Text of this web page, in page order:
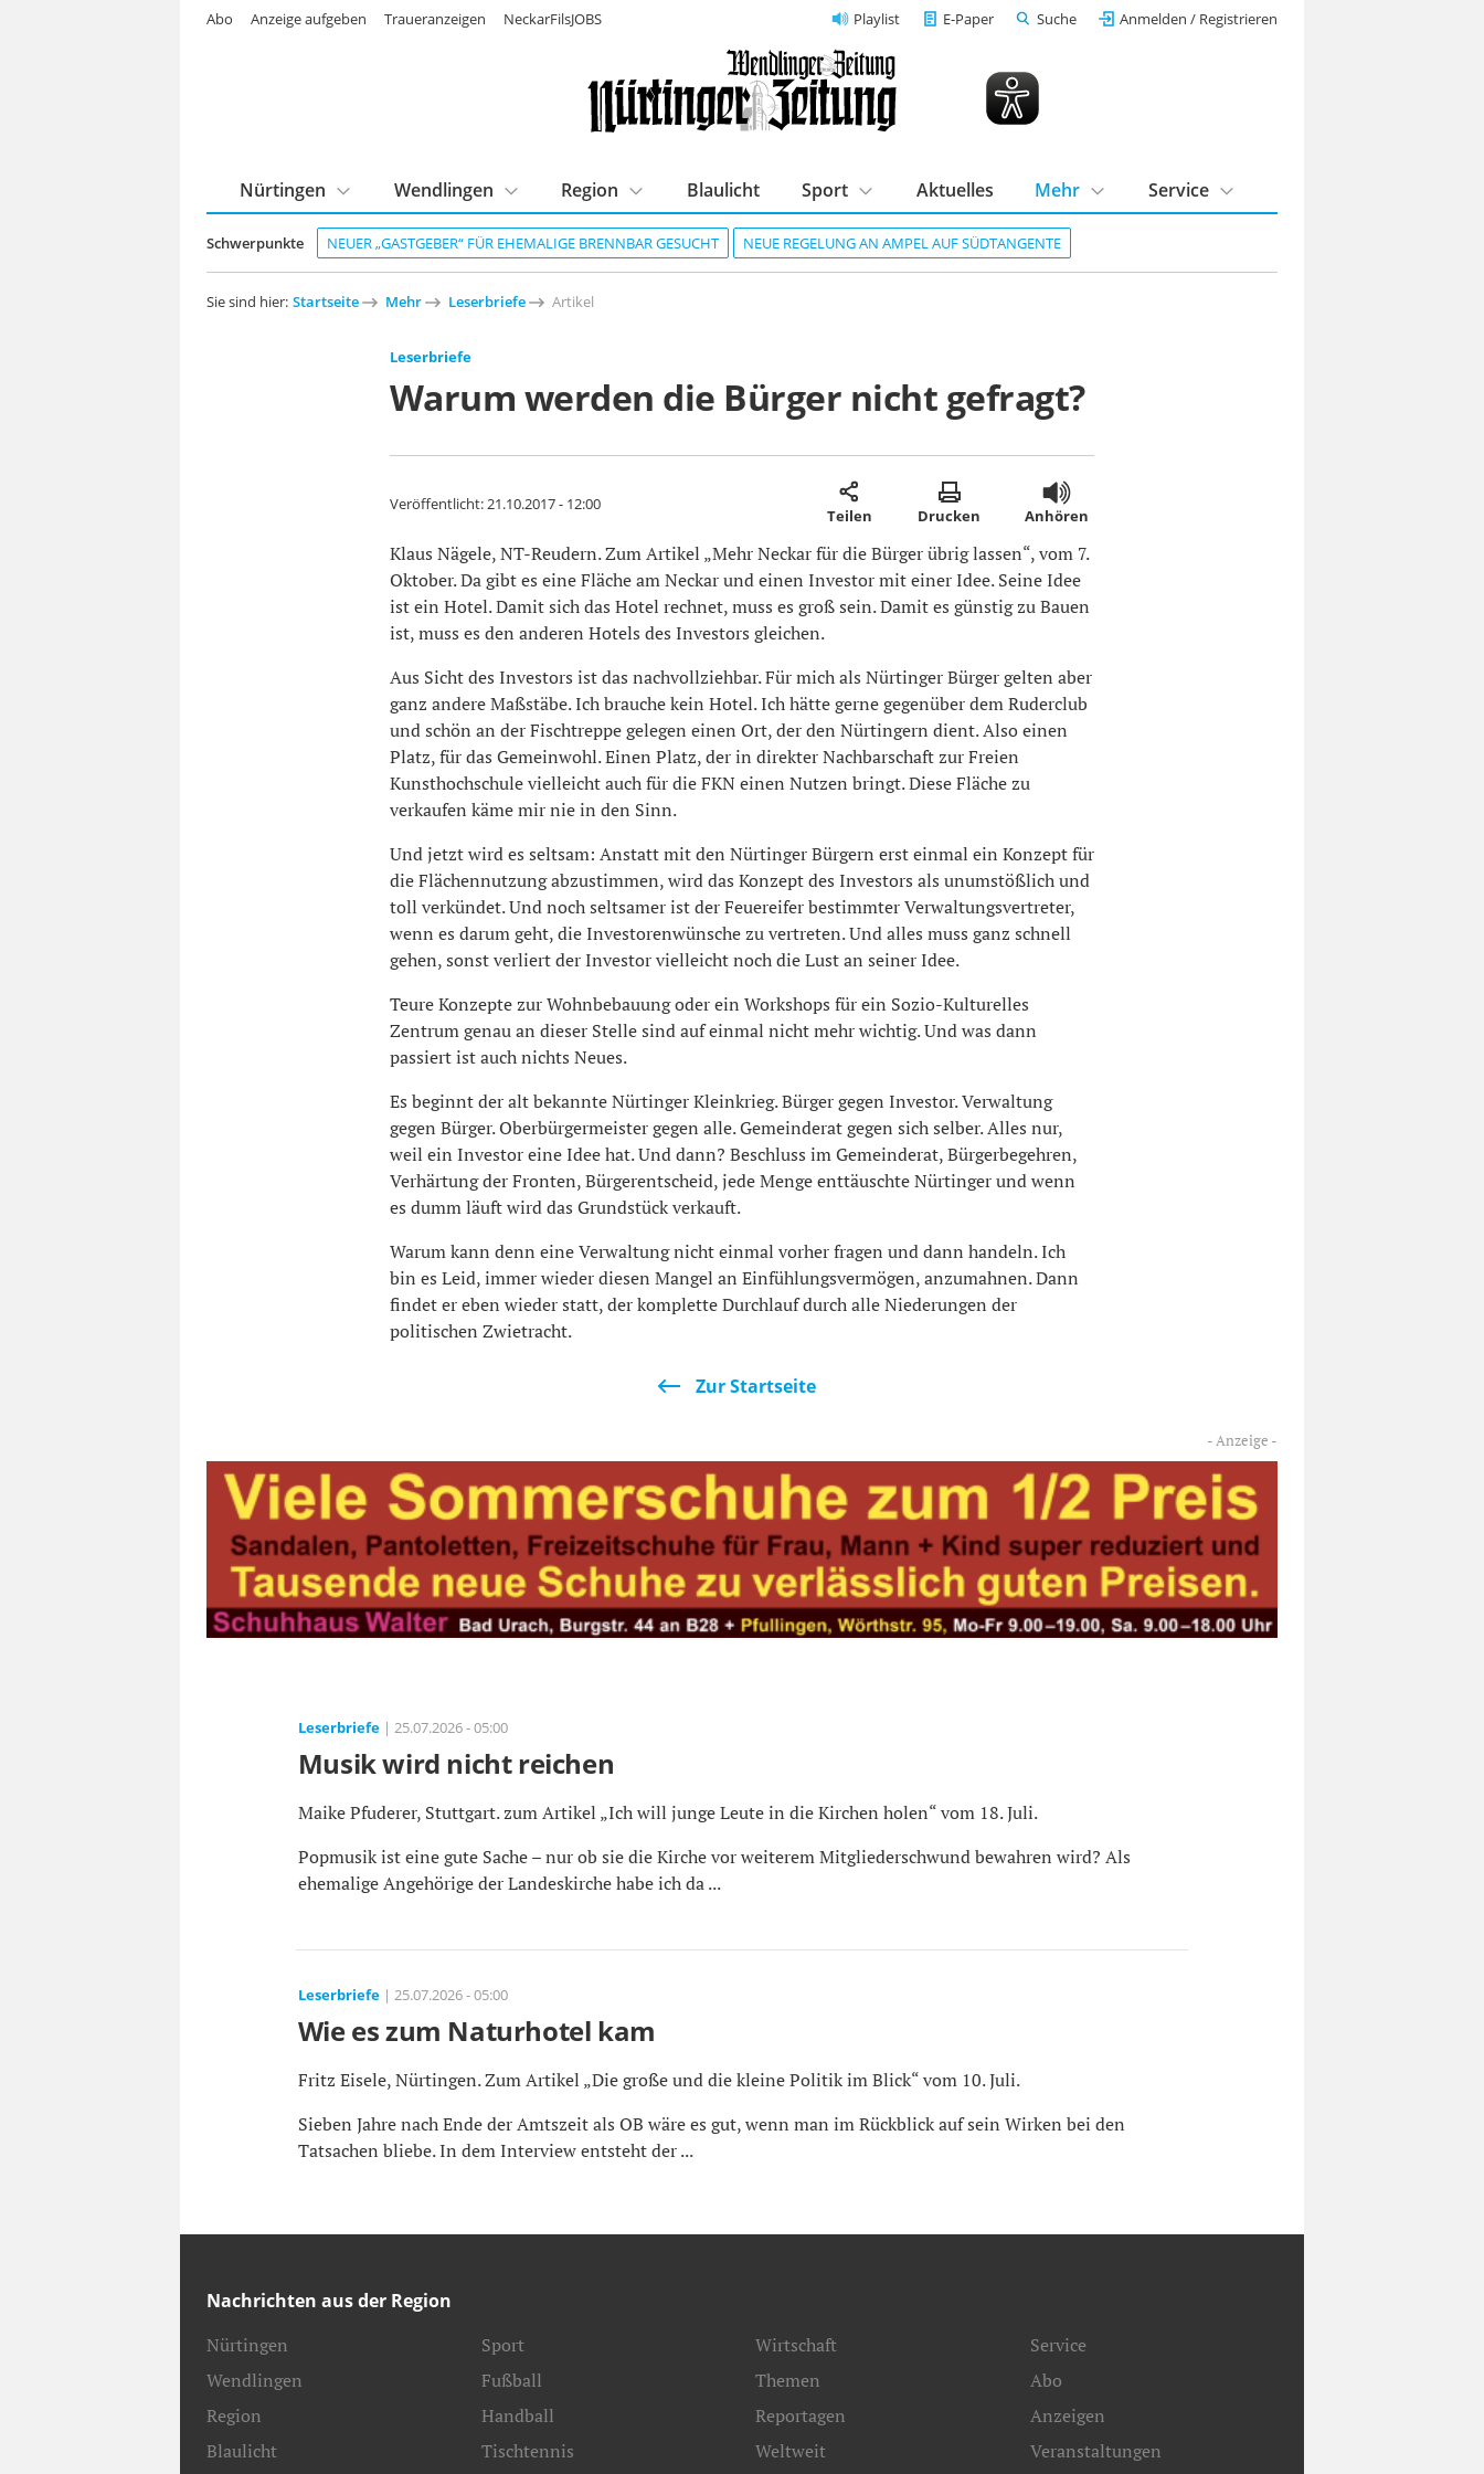
Playlist E-Paper Suche Anmelden / Registrieren
Schwerpunkte NEUER „GASTGEBER“ FÜR EHEMALIGE BRENNBAR GESUCHT NEUE REGELUNG AN AMPEL AUF SÜDTANGENTE
Nürtingen Wendlingen Region Blaulicht Sport Aktuelles Mehr Service
Abo Anzeige aufgeben Traueranzeigen NeckarFilsJOBS
Sie sind hier: Startseite Mehr Leserbriefe Artikel
Leserbriefe
Warum werden die Bürger nicht gefragt?
Veröffentlicht:21.10.2017 - 12:00
Teilen Drucken Anhören
Klaus Nägele, NT-Reudern. Zum Artikel „Mehr Neckar für die Bürger übrig lassen“, vom 7.
Oktober. Da gibt es eine Fläche am Neckar und einen Investor mit einer Idee. Seine Idee
ist ein Hotel. Damit sich das Hotel rechnet, muss es groß sein. Damit es günstig zu Bauen
ist, muss es den anderen Hotels des Investors gleichen.
Aus Sicht des Investors ist das nachvollziehbar. Für mich als Nürtinger Bürger gelten aber
ganz andere Maßstäbe. Ich brauche kein Hotel. Ich hätte gerne gegenüber dem Ruderclub
und schön an der Fischtreppe gelegen einen Ort, der den Nürtingern dient. Also einen
Platz, für das Gemeinwohl. Einen Platz, der in direkter Nachbarschaft zur Freien
Kunsthochschule vielleicht auch für die FKN einen Nutzen bringt. Diese Fläche zu
verkaufen käme mir nie in den Sinn.
Und jetzt wird es seltsam: Anstatt mit den Nürtinger Bürgern erst einmal ein Konzept für
die Flächennutzung abzustimmen, wird das Konzept des Investors als unumstößlich und
toll verkündet. Und noch seltsamer ist der Feuereifer bestimmter Verwaltungsvertreter,
wenn es darum geht, die Investorenwünsche zu vertreten. Und alles muss ganz schnell
gehen, sonst verliert der Investor vielleicht noch die Lust an seiner Idee.
Teure Konzepte zur Wohnbebauung oder ein Workshops für ein Sozio-Kulturelles
Zentrum genau an dieser Stelle sind auf einmal nicht mehr wichtig. Und was dann
passiert ist auch nichts Neues.
Es beginnt der alt bekannte Nürtinger Kleinkrieg. Bürger gegen Investor. Verwaltung
gegen Bürger. Oberbürgermeister gegen alle. Gemeinderat gegen sich selber. Alles nur,
weil ein Investor eine Idee hat. Und dann? Beschluss im Gemeinderat, Bürgerbegehren,
Verhärtung der Fronten, Bürgerentscheid, jede Menge enttäuschte Nürtinger und wenn
es dumm läuft wird das Grundstück verkauft.
Warum kann denn eine Verwaltung nicht einmal vorher fragen und dann handeln. Ich
bin es Leid, immer wieder diesen Mangel an Einfühlungsvermögen, anzumahnen. Dann
findet er eben wieder statt, der komplette Durchlauf durch alle Niederungen der
politischen Zwietracht.
Zur Startseite
Leserbriefe| 25.07.2026 - 05:00
Musik wird nicht reichen
Maike Pfuderer, Stuttgart. zum Artikel „Ich will junge Leute in die Kirchen holen“ vom 18. Juli.
Popmusik ist eine gute Sache – nur ob sie die Kirche vor weiterem Mitgliederschwund bewahren wird? Als
ehemalige Angehörige der Landeskirche habe ich da ...
Leserbriefe| 25.07.2026 - 05:00
Wie es zum Naturhotel kam
Fritz Eisele, Nürtingen. Zum Artikel „Die große und die kleine Politik im Blick“ vom 10. Juli.
Sieben Jahre nach Ende der Amtszeit als OB wäre es gut, wenn man im Rückblick auf sein Wirken bei den
Tatsachen bliebe. In dem Interview entsteht der ...
Nachrichten aus der Region
Nürtingen
Wendlingen
Region
Blaulicht
Sport
Fußball
Handball
Tischtennis
Wirtschaft
Themen
Reportagen
Weltweit
Service
Abo
Anzeigen
Veranstaltungen